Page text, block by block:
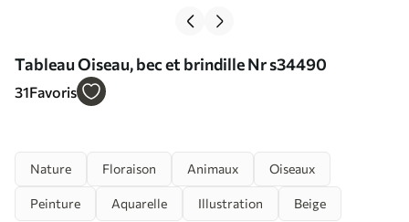
Tableau Oiseau, bec et brindille Nr s34490
31Favoris
Nature Floraison Animaux Oiseaux
Peinture Aquarelle Illustration Beige